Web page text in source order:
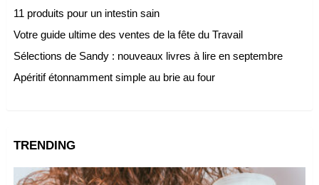
11 produits pour un intestin sain
Votre guide ultime des ventes de la fête du Travail
Sélections de Sandy : nouveaux livres à lire en septembre
Apéritif étonnamment simple au brie au four
TRENDING